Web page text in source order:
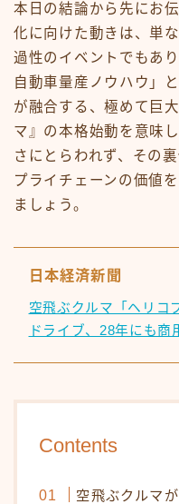
本日の結論から先にお
化に向けた動きは、単
過性のイベントでもあ
自動車量産ノウハウ」
が融合する、極めて巨
マ』の本格始動を意味
さにとらわれず、その
プライチェーンの価値
ましょう。
日本経済新聞
空飛ぶクルマ「ヘリ
ドライブ、28年にも商
Contents
空飛ぶクルマ